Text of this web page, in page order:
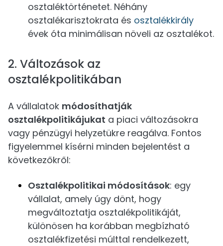
osztaléktörténetet. Néhány
osztalékarisztokrata és osztalékkirály
évek óta minimálisan növeli az osztalékot.
2. Változások az
osztalékpolitikában
A vállalatok módosíthatják
osztalékpolitikájukat a piaci változásokra
vagy pénzügyi helyzetükre reagálva. Fontos
figyelemmel kísérni minden bejelentést a
következőkről:
Osztalékpolitikai módosítások: egy
vállalat, amely úgy dönt, hogy
megváltoztatja osztalékpolitikáját,
különösen ha korábban megbízható
osztalékfizetési múlttal rendelkezett,